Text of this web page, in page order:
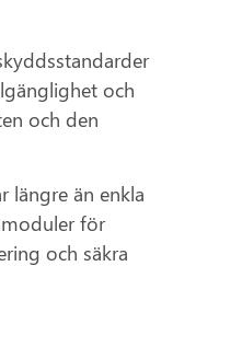
och
och den
längre än enkla
för
och säkra